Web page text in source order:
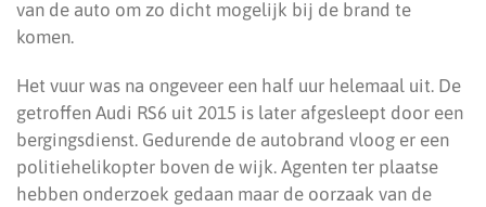
van de auto om zo dicht mogelijk bij de brand te
komen.
Het vuur was na ongeveer een half uur helemaal uit. De
getroffen Audi RS6 uit 2015 is later afgesleept door een
bergingsdienst. Gedurende de autobrand vloog er een
politiehelikopter boven de wijk. Agenten ter plaatse
hebben onderzoek gedaan maar de oorzaak van de